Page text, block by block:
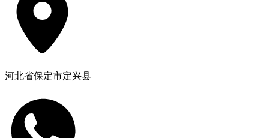
河北省保定市定兴县